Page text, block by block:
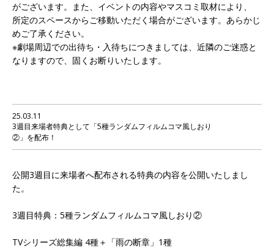
がございます。また、イベントの内容やマスコミ取材により、
所定のスペースからご移動いただく場合がございます。あらかじ
めご了承ください。
※劇場周辺での出待ち・入待ちにつきましては、近隣のご迷惑と
なりますので、固くお断りいたします。
25.03.11
3週目来場者特典として「5種ランダムフィルムコマ風しおり
②」を配布！
公開3週目に来場者へ配布される特典の内容を公開いたしまし
た。
3週目特典：5種ランダムフィルムコマ風しおり②
TVシリーズ総集編 4種＋「雨の断章」1種